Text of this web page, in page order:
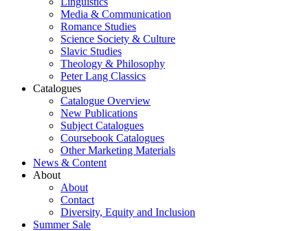
Media & Communication
Romance Studies
Science Society & Culture
Slavic Studies
Theology & Philosophy
Peter Lang Classics
Catalogues
Catalogue Overview
New Publications
Subject Catalogues
Coursebook Catalogues
Other Marketing Materials
News & Content
About
About
Contact
Diversity, Equity and Inclusion
Summer Sale